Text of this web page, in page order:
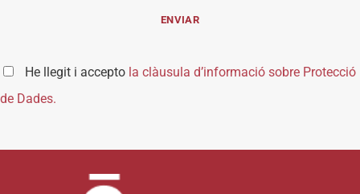
He llegit i accepto la clàusula d’informació sobre Protecció
de Dades.